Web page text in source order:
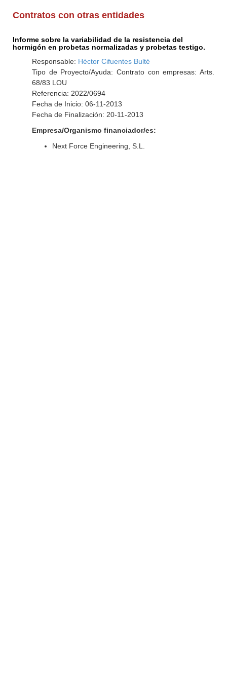
Contratos con otras entidades
Informe sobre la variabilidad de la resistencia del
hormigón en probetas normalizadas y probetas testigo.
Responsable: Héctor Cifuentes Bulté
Tipo de Proyecto/Ayuda: Contrato con empresas: Arts.
68/83 LOU
Referencia: 2022/0694
Fecha de Inicio: 06-11-2013
Fecha de Finalización: 20-11-2013
Empresa/Organismo financiador/es:
Next Force Engineering, S.L.